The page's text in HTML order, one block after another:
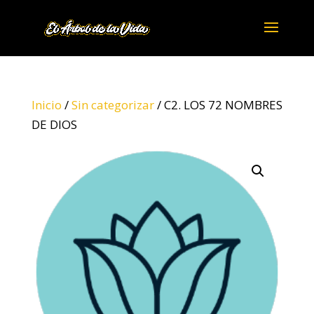
Inicio /Sin categorizar/ C2. LOS 72 NOMBRES
DE DIOS